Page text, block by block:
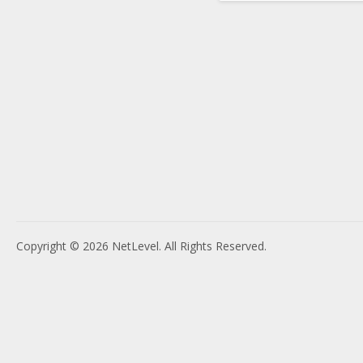
Copyright © 2026 NetLevel. All Rights Reserved.